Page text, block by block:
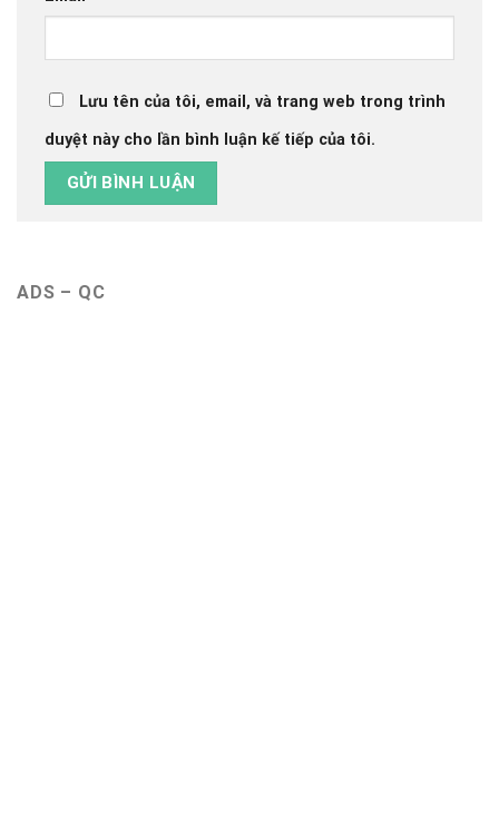
Lưu tên của tôi, email, và trang web trong trình
duyệt này cho lần bình luận kế tiếp của tôi.
ADS – QC